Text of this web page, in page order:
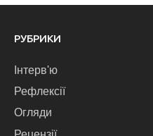
РУБРИКИ
Інтерв'ю
Рефлексії
Огляди